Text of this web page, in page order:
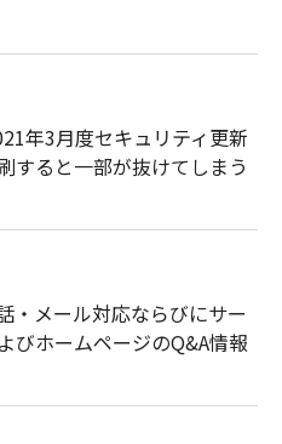
年3月度セキュリティ更新
すると一部が抜けてしまう
・メール対応ならびにサー
びホームページのQ&A情報